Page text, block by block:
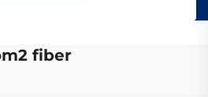
fiber